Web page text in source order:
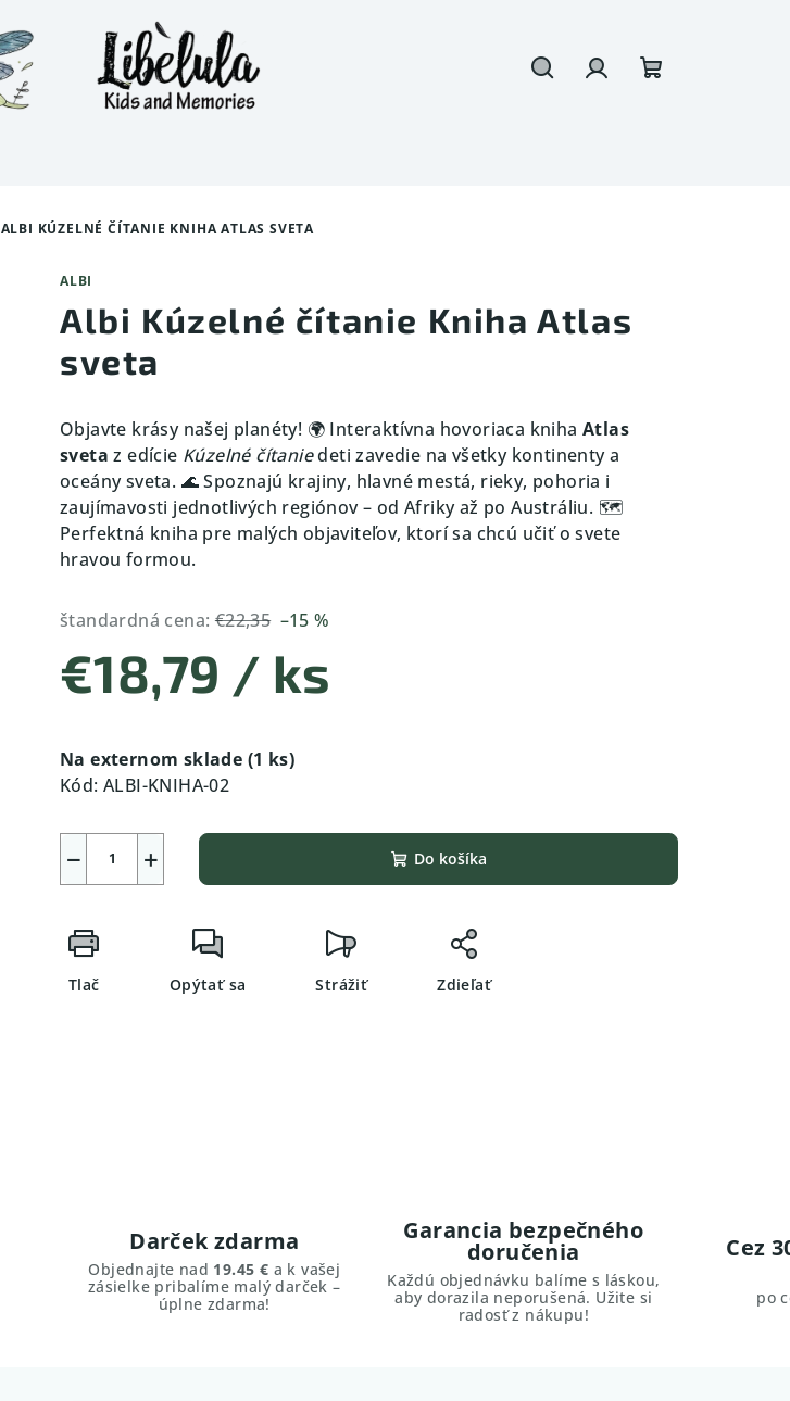
ALBI KÚZELNÉ ČÍTANIE KNIHA ATLAS SVETA
ALBI
Albi Kúzelné čítanie Kniha Atlas
sveta
Objavte krásy našej planéty! 🌍 Interaktívna hovoriaca kniha Atlas
sveta z edície Kúzelné čítaniedeti zavedie na všetky kontinenty a
oceány sveta. 🌊 Spoznajú krajiny, hlavné mestá, rieky, pohoria i
zaujímavosti jednotlivých regiónov – od Afriky až po Austráliu. 🗺️
Perfektná kniha pre malých objaviteľov, ktorí sa chcú učiť o svete
hravou formou.
štandardná cena: €22,35 –15 %
€18,79 / ks
cena:
Na externom sklade (1 ks)
Kód: ALBI-KNIHA-02
+
− Do košíka
Tlač Opýtať sa Strážiť Zdieľať
Darček zdarma
Objednajte nad 19.45 € a k vašej
zásielke pribalíme malý darček –
úplne zdarma!
Garancia bezpečného
doručenia
Každú objednávku balíme s láskou,
aby dorazila neporušená. Užite si
radosť z nákupu!
Cez
po